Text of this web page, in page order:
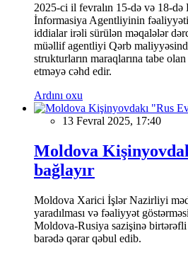
2025-ci il fevralın 15-də və 18-də
İnformasiya Agentliyinin
iddialar irəli sürülən məqalələr
müəllif agentliyi Qərb
strukturların maraqlarına tabe
etməyə cəhd edir.
Ardını oxu
13 Fevral 2025, 17:40
Moldova
bağlayır
Moldova Xarici İşlər Nazirliyi
yaradılması və fəaliyyət
Moldova-Rusiya sazişinə
barədə qərar qəbul edib.